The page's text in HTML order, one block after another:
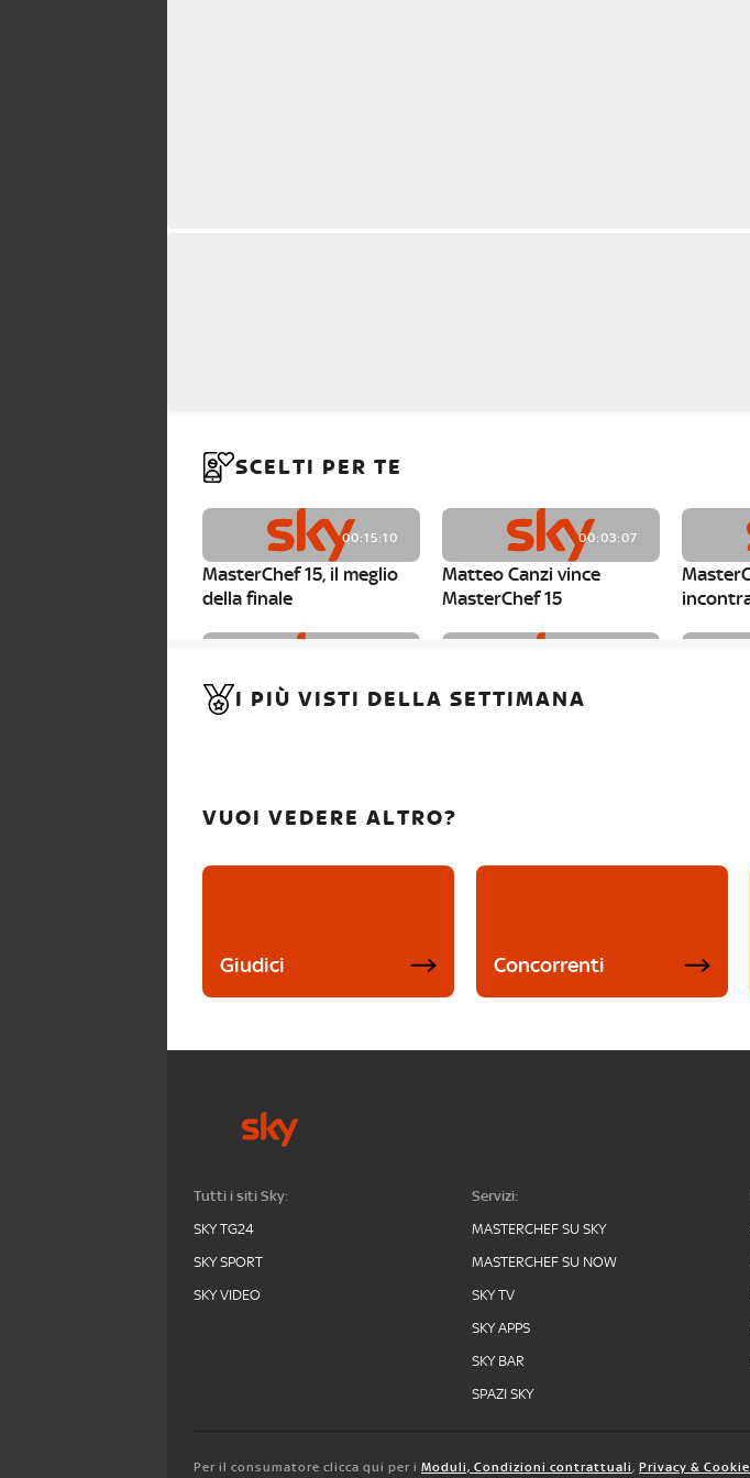
SCELTI PER TE
00:15:10
MasterChef 15, il meglio
della finale
00:03:07
Matteo Canzi vince
MasterChef 15
MasterChef 15, Carlotta è
MasterChef 15, Matteo
I PIÙ VISTI DELLA SETTIMANA
VUOI VEDERE ALTRO?
Giudici Concorrenti
Tutti i siti Sky:
SKY TG24
SKY SPORT
SKY VIDEO
Servizi:
MASTERCHEF SU SKY
MASTERCHEF SU NOW
SKY TV
SKY APPS
SKY BAR
SPAZI SKY
Per il consumatore clicca qui per i Moduli, Condizioni contrattuali, Privacy &